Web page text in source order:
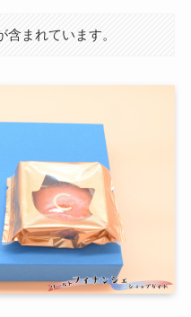
まれています。